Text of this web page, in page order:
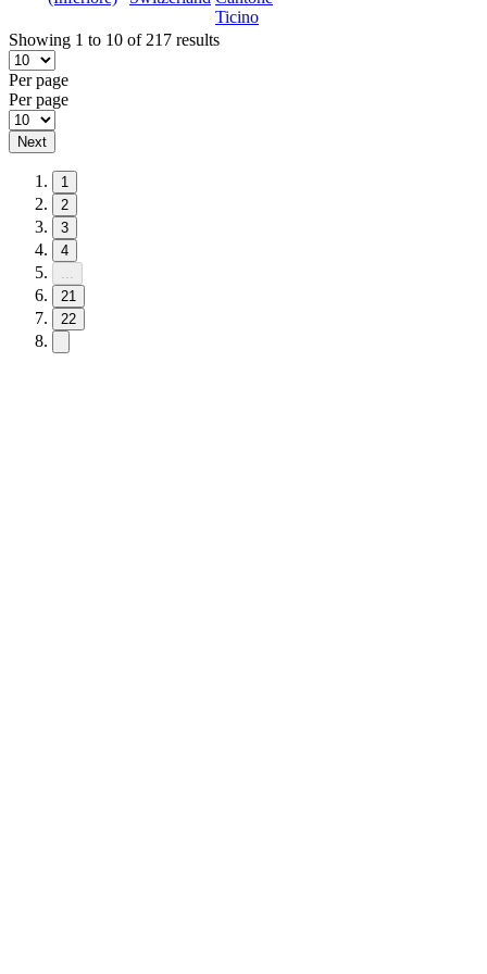
Ticino
Showing 1 to 10 of 217 results
Per page
Per page
Next
1
2
3
4
...
21
22